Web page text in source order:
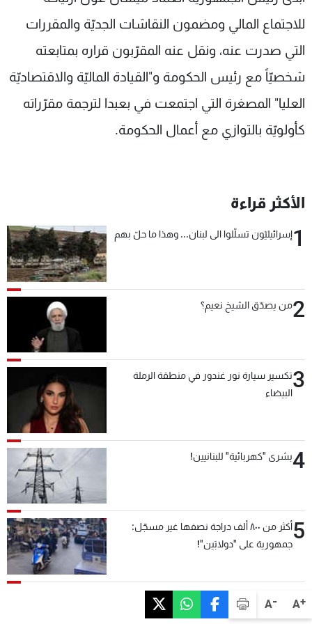
A+
A-
للاجتماع المالي ومضمون النقاشات الجديّة والمقررات
التي صدرت عنه، ونقل عنه المقرّبون قراره بمتابعته
شخصيّاً مع رئيس الحكومة و"القيادة الماليّة والاقتصاديّة
العليا" المصغرة التي اجتمعت في بعبدا لترجمة مقرّراته
كأولويّة بالتوازي مع أعمال الحكومة.
الأكثر قراءة
1إسرائيليّون تسلّلوا الى لبنان... وهذا ما حلّ بهم
2من يصدّق الشيخ نعيم؟
3تكسير سيارة نور غندور في منطقة الرملة
البيضاء
4بشرى "كهربائية" للبنانيين!
5
أكثر من ٨٠٠ ألف دراجة نصفها غير مسجّل:
جمهورية على "دولابَين"!
شاهد البرامج
الترددات
عن MTV
لاعلاناتكم
وظائف
شروط الإسـتخدام
سياسة الخصوصية